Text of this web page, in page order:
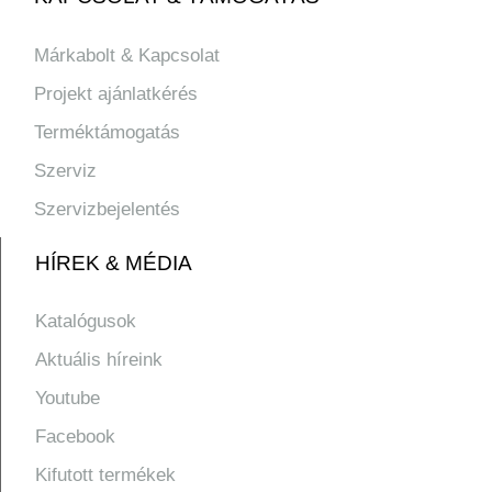
Márkabolt & Kapcsolat
Projekt ajánlatkérés
Terméktámogatás
Szerviz
Szervizbejelentés
HÍREK & MÉDIA
Katalógusok
Aktuális híreink
Youtube
Facebook
Kifutott termékek